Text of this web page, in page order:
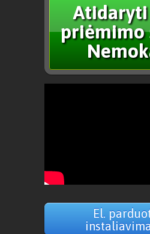
priėmimo
El.